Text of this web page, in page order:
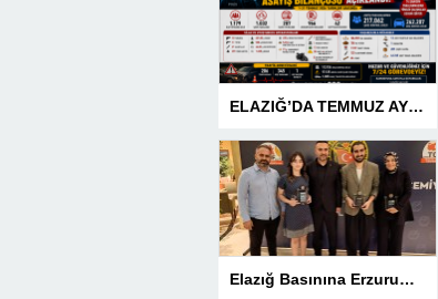
ELAZIĞ’DA TEMMUZ AYI ASAYİŞ BİLANÇOSU AÇIKLANDI: 1 AYDA 1.032 ŞAHIS YAKALANDI, 207 TUTUKLAMA
Elazığ Basınına Erzurum’da 3 Ödül